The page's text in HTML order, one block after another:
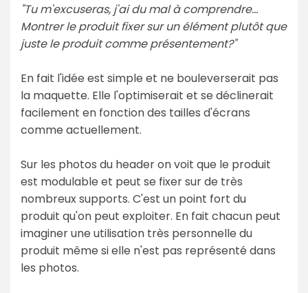
"Tu m'excuseras, j'ai du mal à comprendre...
Montrer le produit fixer sur un élément plutôt que
juste le produit comme présentement?"
En fait l'idée est simple et ne bouleverserait pas
la maquette. Elle l'optimiserait et se déclinerait
facilement en fonction des tailles d'écrans
comme actuellement.
Sur les photos du header on voit que le produit
est modulable et peut se fixer sur de très
nombreux supports. C'est un point fort du
produit qu'on peut exploiter. En fait chacun peut
imaginer une utilisation très personnelle du
produit même si elle n'est pas représenté dans
les photos.